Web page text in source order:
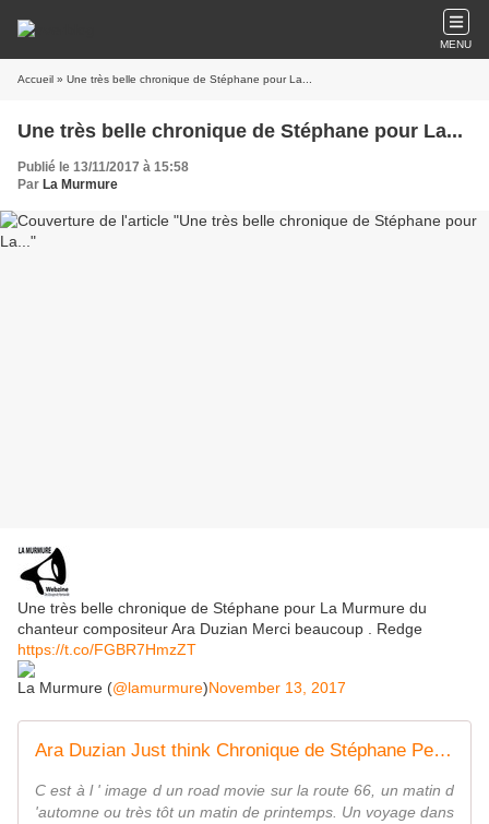
MENU
Accueil » Une très belle chronique de Stéphane pour La...
Une très belle chronique de Stéphane pour La...
Publié le 13/11/2017 à 15:58
Par La Murmure
Une très belle chronique de Stéphane pour La Murmure du
chanteur compositeur Ara Duzian Merci beaucoup . Redge
https://t.co/FGBR7HmzZT
La Murmure (@lamurmure)November 13, 2017
Ara Duzian Just think Chronique de Stéphane Peltier - La Murmure . Musique actuelle .Webzine des groupes et musiciens de Normandie
C est à l ' image d un road movie sur la route 66, un matin d
'automne ou très tôt un matin de printemps. Un voyage dans